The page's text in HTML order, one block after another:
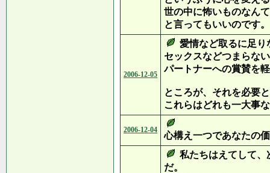
世の中に怖いものなん
と言ってもいいのです。
2006-12-05
愛情など取るに足り
セックスなどつまらな
パートナーへの賞賛を
ところが、それを必要
これらはどれも一大事
2006-12-04
心構え一つであなたの
私たちはえてして、
だ。